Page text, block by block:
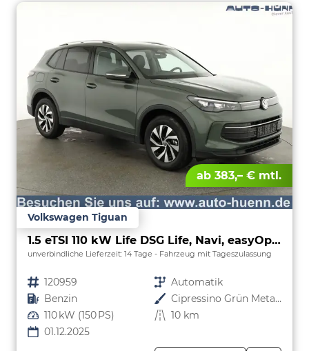
ab 383,– € mtl.
Volkswagen Tiguan
1.5 eTSI 110 kW Life DSG Life, Navi, easyOpen, Kamera, 5-J Garantie
unverbindliche Lieferzeit: 14 Tage Fahrzeug mit Tageszulassung
Fahrzeugnr. 120959 Getriebe Automatik
Kraftstoff Benzin Außenfarbe
Cipressino Grün Metallic
Leistung 110 kW (150 PS) Kilometerstand 10 km
01.12.2025